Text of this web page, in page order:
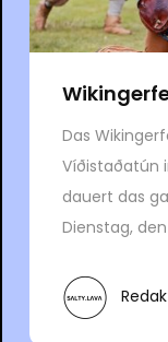
Das
Víðistaðatún
dauert das
Dienstag, den